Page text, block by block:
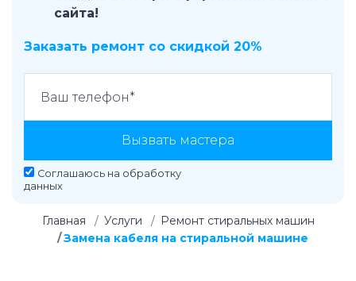
сайта!
Заказать ремонт со скидкой 20%
Вызвать мастера
Соглашаюсь на обработку
данных
Главная Услуги
Ремонт стиральных машин
Замена кабеля на стиральной машине